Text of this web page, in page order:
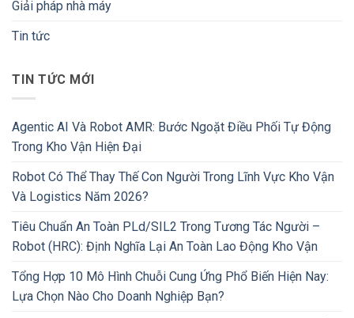
Giải pháp nhà máy
Tin tức
TIN TỨC MỚI
Agentic AI Và Robot AMR: Bước Ngoặt Điều Phối Tự Động
Trong Kho Vận Hiện Đại
Robot Có Thể Thay Thế Con Người Trong Lĩnh Vực Kho Vận
Và Logistics Năm 2026?
Tiêu Chuẩn An Toàn PLd/SIL2 Trong Tương Tác Người –
Robot (HRC): Định Nghĩa Lại An Toàn Lao Động Kho Vận
Tổng Hợp 10 Mô Hình Chuỗi Cung Ứng Phổ Biến Hiện Nay:
Lựa Chọn Nào Cho Doanh Nghiệp Bạn?